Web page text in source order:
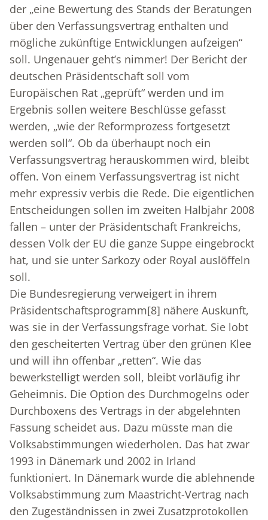
der „eine Bewertung des Stands der Beratungen
über den Verfassungsvertrag enthalten und
mögliche zukünftige Entwicklungen aufzeigen“
soll. Ungenauer geht’s nimmer! Der Bericht der
deutschen Präsidentschaft soll vom
Europäischen Rat „geprüft“ werden und im
Ergebnis sollen weitere Beschlüsse gefasst
werden, „wie der Reformprozess fortgesetzt
werden soll“. Ob da überhaupt noch ein
Verfassungsvertrag herauskommen wird, bleibt
offen. Von einem Verfassungsvertrag ist nicht
mehr expressiv verbis die Rede. Die eigentlichen
Entscheidungen sollen im zweiten Halbjahr 2008
fallen – unter der Präsidentschaft Frankreichs,
dessen Volk der EU die ganze Suppe eingebrockt
hat, und sie unter Sarkozy oder Royal auslöffeln
soll.
Die Bundesregierung verweigert in ihrem
Präsidentschaftsprogramm[8] nähere Auskunft,
was sie in der Verfassungsfrage vorhat. Sie lobt
den gescheiterten Vertrag über den grünen Klee
und will ihn offenbar „retten“. Wie das
bewerkstelligt werden soll, bleibt vorläufig ihr
Geheimnis. Die Option des Durchmogelns oder
Durchboxens des Vertrags in der abgelehnten
Fassung scheidet aus. Dazu müsste man die
Volksabstimmungen wiederholen. Das hat zwar
1993 in Dänemark und 2002 in Irland
funktioniert. In Dänemark wurde die ablehnende
Volksabstimmung zum Maastricht-Vertrag nach
den Zugeständnissen in zwei Zusatzprotokollen